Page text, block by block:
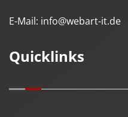
E-Mail: info@webart-it.de
Quicklinks